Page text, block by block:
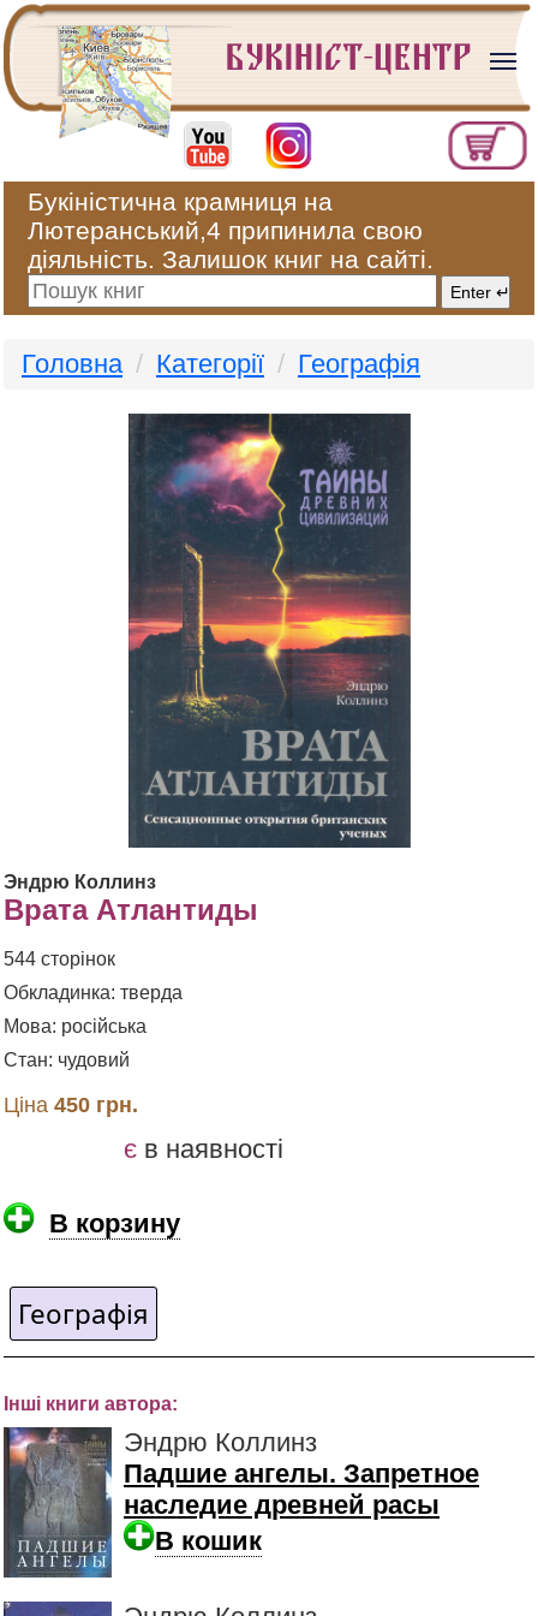
Букіністична крамниця на
Лютеранський,4 припинила свою
діяльність. Залишок книг на сайті.
Головна Категорії Географія
Эндрю Коллинз
Врата Атлантиды
544 сторінок
Обкладинка: тверда
Мова: російська
Стан: чудовий
Ціна 450 грн.
є в наявності
В корзину
Географія
Інші книги автора:
Эндрю Коллинз
Падшие ангелы. Запретное
наследие древней расы
В кошик